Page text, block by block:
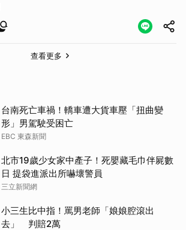
查看更多
台南死亡車禍！轎車遭大貨車壓「扭曲變
形」男駕駛受困亡
EBC 東森新聞
北市19歲少女家中產子！死嬰藏毛巾伴屍數
日 提袋進派出所嚇壞警員
三立新聞網
小三生比中指！罵男老師「娘娘腔滾出
去」 判賠2萬
取消